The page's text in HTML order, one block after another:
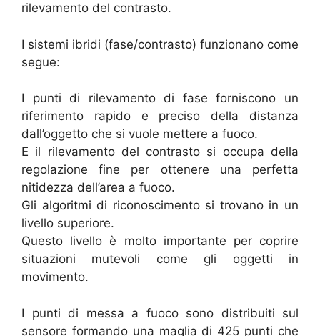
rilevamento del contrasto.
I sistemi ibridi (fase/contrasto) funzionano come
segue:
I punti di rilevamento di fase forniscono un
riferimento rapido e preciso della distanza
dall’oggetto che si vuole mettere a fuoco.
E il rilevamento del contrasto si occupa della
regolazione fine per ottenere una perfetta
nitidezza dell’area a fuoco.
Gli algoritmi di riconoscimento si trovano in un
livello superiore.
Questo livello è molto importante per coprire
situazioni mutevoli come gli oggetti in
movimento.
I punti di messa a fuoco sono distribuiti sul
sensore formando una maglia di 425 punti che